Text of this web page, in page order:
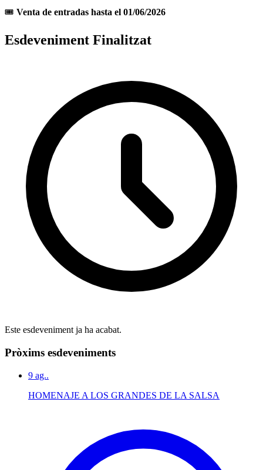
🎟️ Venta de entradas hasta el 01/06/2026
Esdeveniment Finalitzat
Este esdeveniment ja ha acabat.
Pròxims esdeveniments
9 ag..
HOMENAJE A LOS GRANDES DE LA SALSA